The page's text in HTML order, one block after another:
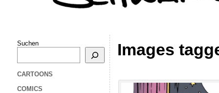
Suchen
CARTOONS
COMICS
Images